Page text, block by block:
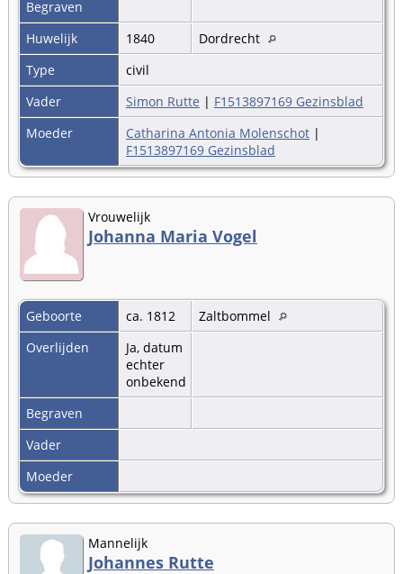
Begraven
Huwelijk
1840
Dordrecht
Type
civil
Vader
Simon Rutte | F1513897169 Gezinsblad
Moeder
Catharina Antonia Molenschot |
F1513897169 Gezinsblad
Vrouwelijk
Johanna Maria Vogel
Geboorte ca. 1812
Zaltbommel
Overlijden
Ja, datum
echter
onbekend
Begraven
Vader
Moeder
Mannelijk
Johannes Rutte